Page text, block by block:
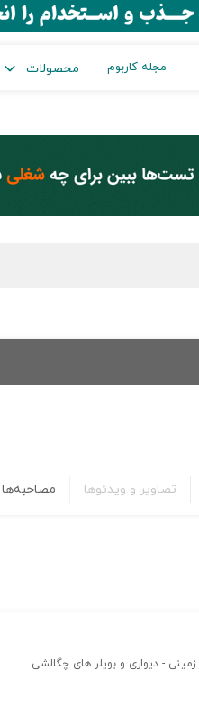
مجله کاربوم محصولات
تصاویر و ویدئوها مصاحبه‌ها
- دیواری و بویلر های چگالشی